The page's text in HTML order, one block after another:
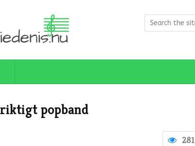
popband
281